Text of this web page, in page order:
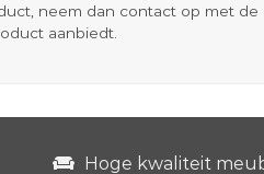
neem dan contact op met
aanbiedt.
Hoge kwaliteit